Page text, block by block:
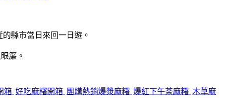
縣市當日來回一日遊。
簾。
箱 好吃麻糬開箱 團購熱銷爆漿麻糬 爆紅下午茶麻糬 木草麻